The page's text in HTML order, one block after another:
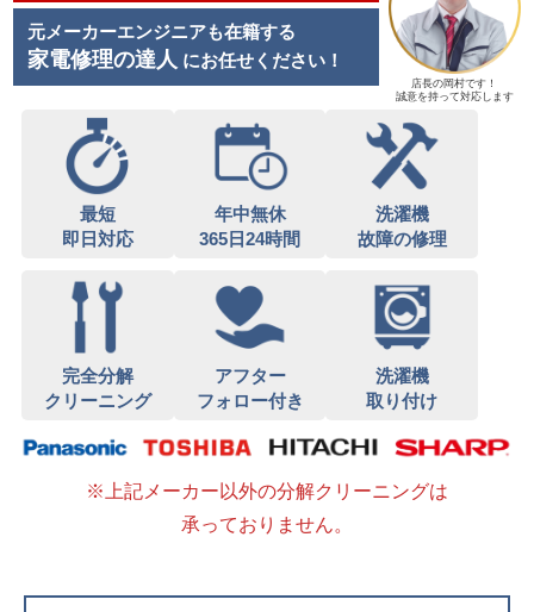
元メーカーエンジニアも在籍する
家電修理の達人 にお任せください！
店長の岡村です！
誠意を持って対応します
最短
即日対応
年中無休
365日24時間
洗濯機
故障の修理
完全分解
クリーニング
アフター
フォロー付き
洗濯機
取り付け
※上記メーカー以外の分解クリーニングは
承っておりません。